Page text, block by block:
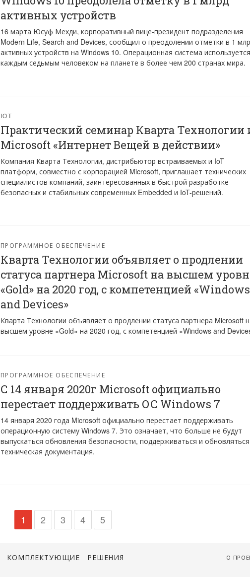
активных устройств
16 марта Юсуф Мехди, корпоративный вице-президент подразделения
Modern Life, Search and Devices, сообщил о преодолении отметки в 1
активных устройств на Windows 10. Операционная система используется
каждым седьмым человеком на планете в более чем 200 странах мира.
IOT
Практический семинар Кварта Технологии
Microsoft «Интернет Вещей в действии»
Компания Кварта Технологии, дистрибьютор встраиваемых и IoT
платформ, совместно с корпорацией Microsoft, приглашает технических
специалистов компаний, заинтересованных в быстрой разработке
безопасных и стабильных современных Embedded и IoT-решений.
ПРОГРАММНОЕ ОБЕСПЕЧЕНИЕ
Кварта Технологии объявляет о продлении
статуса партнера Microsoft на высшем
«Gold» на 2020 год, с компетенцией «Windows
and Devices»
Кварта Технологии объявляет о продлении статуса партнера Microsoft
высшем уровне «Gold» на 2020 год, с компетенцией «Windows and
ПРОГРАММНОЕ ОБЕСПЕЧЕНИЕ
С 14 января 2020г Microsoft официально
перестает поддерживать ОС Windows 7
14 января 2020 года Microsoft официально перестает поддерживать
операционную систему Windows 7. Это означает, что больше не будут
выпускаться обновления безопасности, поддерживаться и обновляться
техническая документация.
1 2 3 4 5
О
КОМПЛЕКТУЮЩИЕ РЕШЕНИЯ